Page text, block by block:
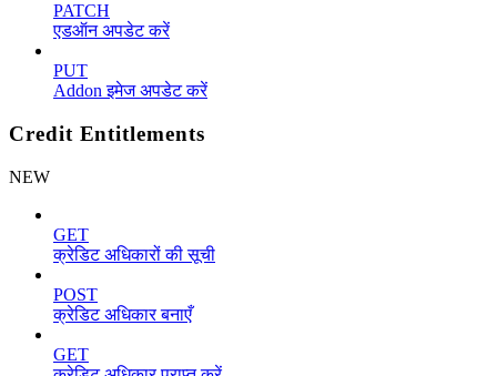
PATCH
एडऑन अपडेट करें
PUT
Addon इमेज अपडेट करें
Credit Entitlements
NEW
GET
क्रेडिट अधिकारों की सूची
POST
क्रेडिट अधिकार बनाएँ
GET